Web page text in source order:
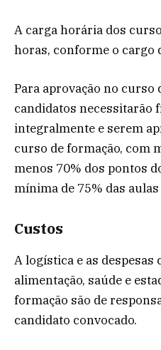
A carga horária dos
horas, conforme o cargo
Para aprovação no curso
candidatos necessitarão
integralmente e serem
curso de formação, com
menos 70% dos pontos
mínima de 75% das
Custos
A logística e as
alimentação, saúde e
formação são de
candidato convocado.